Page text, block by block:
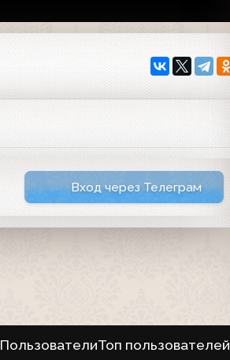
Вход через Телеграм
ПользователиТоп пользователей